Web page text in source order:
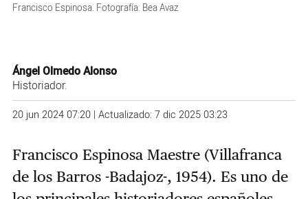
Francisco Espinosa. Fotografía: Bea Avaz
Ángel Olmedo Alonso
Historiador.
20 jun 2024 07:20 | Actualizado: 7 dic 2025 03:23
Francisco Espinosa Maestre (Villafranca
de los Barros -Badajoz-, 1954). Es uno de